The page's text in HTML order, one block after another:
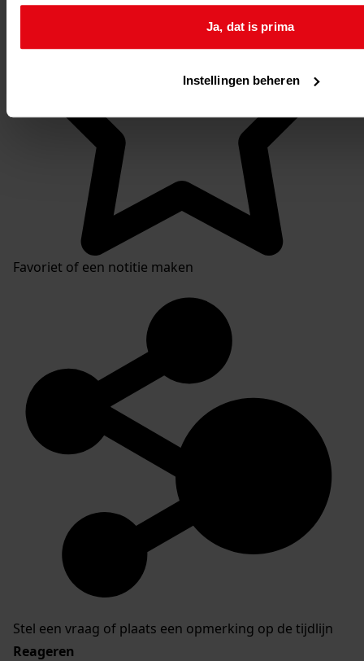
Ja, dat is prima
Instellingen beheren
Favoriet of een notitie maken
Stel een vraag of plaats een opmerking op de tijdlijn
Reageren